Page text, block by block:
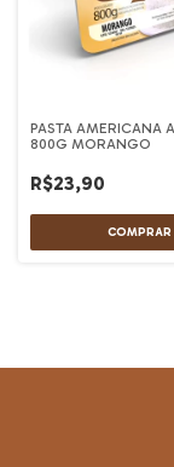
PASTA AMERICANA
800G MORANGO
R$23,90